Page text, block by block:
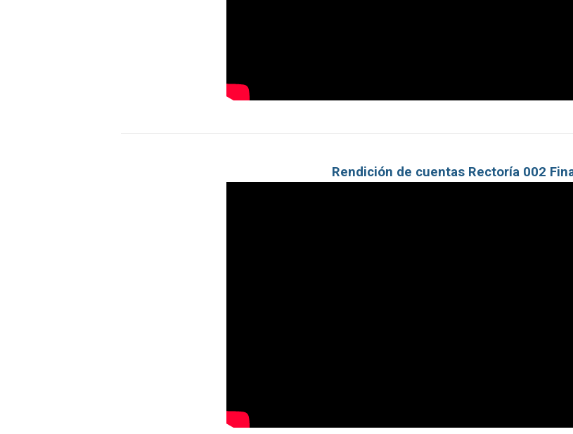
Rendición de cuentas Rectoría 002